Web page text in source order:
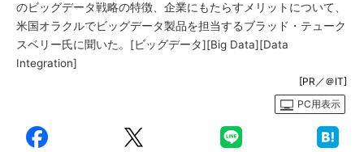
のビッグデータ戦略の特徴、企業にもたらすメリットについて、
米国オラクルでビッグデータ製品を担当するブラッド・テューク
スベリー氏に聞いた。[ビッグデータ][Big Data][Data
Integration]
[PR／＠IT]
PC用表示